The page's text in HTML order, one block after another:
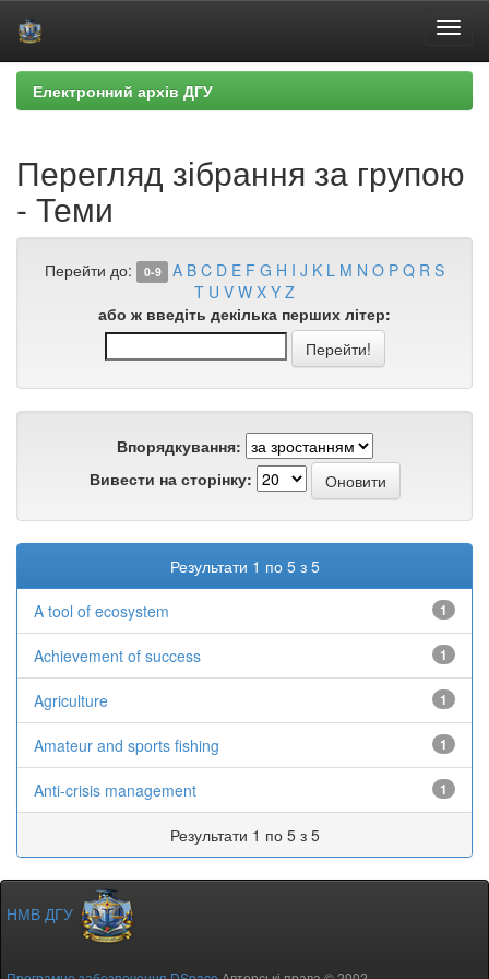
Skip
navigation
Електронний архів ДГУ
Перегляд зібрання за групою
- Теми
Перейти до: 0-9 A B C D E F G H I J K L M N O P Q R S
T U V W X Y Z
або ж введіть декілька перших літер:
Впорядкування:
Вивести на сторінку:
Результати 1 по 5 з 5
A tool of ecosystem 1
Achievement of success 1
Agriculture 1
Amateur and sports fishing 1
Anti-crisis management 1
Результати 1 по 5 з 5
НМВ ДГУ